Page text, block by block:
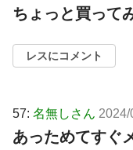
ちょっと買って
レスにコメント
57: 名無しさん
あっためてすぐ